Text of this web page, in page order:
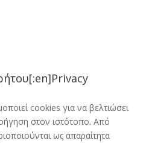
cookies για να βελτιώσει
στον ιστότοπο. Από
ως απαραίτητα